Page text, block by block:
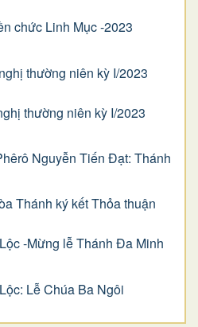
chức Linh Mục -2023
thường niên kỳ I/2023
thường niên kỳ I/2023
Nguyễn Tiến Đạt: Thánh
Thánh ký kết Thỏa thuận
-Mừng lễ Thánh Đa Minh
Lễ Chúa Ba Ngôi